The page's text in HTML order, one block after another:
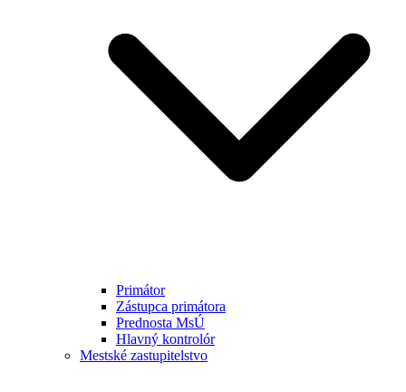
Primátor
Zástupca primátora
Prednosta MsÚ
Hlavný kontrolór
Mestské zastupitelstvo